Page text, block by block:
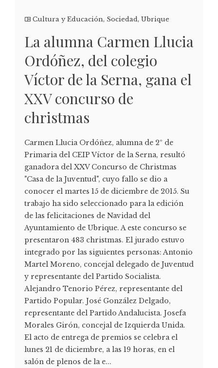
Cultura y Educación, Sociedad, Ubrique
La alumna Carmen Llucia
Ordóñez, del colegio
Víctor de la Serna, gana el
XXV concurso de
christmas
Carmen Llucia Ordóñez, alumna de 2º de
Primaria del CEIP Víctor de la Serna, resultó
ganadora del XXV Concurso de Christmas
"Casa de la Juventud", cuyo fallo se dio a
conocer el martes 15 de diciembre de 2015. Su
trabajo ha sido seleccionado para la edición
de las felicitaciones de Navidad del
Ayuntamiento de Ubrique. A este concurso se
presentaron 483 christmas. El jurado estuvo
integrado por las siguientes personas: Antonio
Martel Moreno, concejal delegado de Juventud
y representante del Partido Socialista.
Alejandro Tenorio Pérez, representante del
Partido Popular. José González Delgado,
representante del Partido Andalucista. Josefa
Morales Girón, concejal de Izquierda Unida.
El acto de entrega de premios se celebra el
lunes 21 de diciembre, a las 19 horas, en el
salón de plenos de la e...